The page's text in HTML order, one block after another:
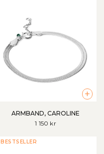
+
ARMBAND, CAROLINE
1 150 kr
BESTSELLER